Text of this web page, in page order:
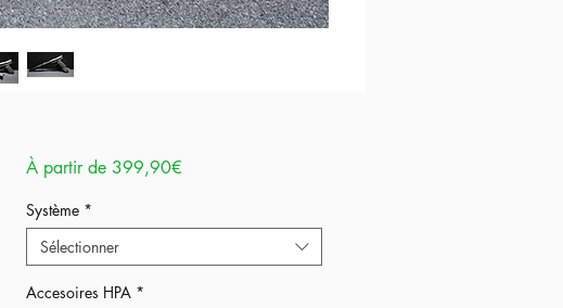
À partir de 399,90€Prix
Système *
Sélectionner
Accesoires HPA *